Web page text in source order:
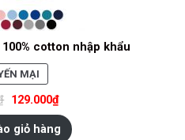
cotton nhập khẩu
MẠI
PHẨM
ĐANG
GIẢM
GIÁ
129.000₫
giỏ hàng